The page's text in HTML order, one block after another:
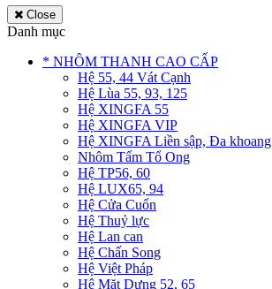
Close
Danh mục
* NHÔM THANH CAO CẤP
Hệ 55, 44 Vát Cạnh
Hệ Lùa 55, 93, 125
Hệ XINGFA 55
Hệ XINGFA VIP
Hệ XINGFA Liền sập, Đa khoang
Nhôm Tấm Tổ Ong
Hệ TP56, 60
Hệ LUX65, 94
Hệ Cửa Cuốn
Hệ Thuỷ lực
Hệ Lan can
Hệ Chấn Song
Hệ Việt Pháp
Hệ Mặt Dựng 52, 65